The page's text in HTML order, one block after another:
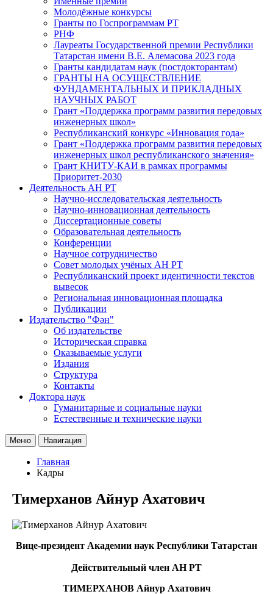
Молодёжные конкурсы
Гранты по Госпрограммам РТ
РНФ
Лауреаты Государственной премии Республики
Татарстан имени В.Е. Алемасова 2023 года
Гранты кандидатам наук (постдокторантам)
ГРАНТЫ НА ОСУЩЕСТВЛЕНИЕ
ФУНДАМЕНТАЛЬНЫХ И ПРИКЛАДНЫХ
НАУЧНЫХ РАБОТ
Грант «Поддержка программ развития передовых
инженерных школ»
Республиканский конкурс «Инновация года»
Грант «Поддержка программ развития передовых
инженерных школ республиканского значения»
Грант КНИТУ-КАИ в рамках программы
Приоритет-2030
Деятельность АН РТ
Научно-исследовательская деятельность
Научно-инновационная деятельность
Диссертационные советы
Образовательная деятельность
Конференции
Научное сотрудничество
Совет молодых учёных АН РТ
Республиканский проект идентичности текстов
вывесок
Региональная инновационная площадка
Публикации
Издательство "Фән"
Об издательстве
Историческая справка
Оказываемые услуги
Издания
Структура
Контакты
Доктора наук
Гуманитарные и социальные науки
Естественные и технические науки
Меню Навигация
Главная
Кадры
Тимерханов Айнур Ахатович
Вице-президент Академии наук Республики Татарстан
Действительный член АН РТ
ТИМЕРХАНОВ Айнур Ахатович